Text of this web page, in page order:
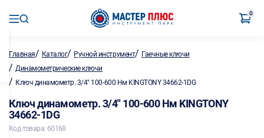
0
Главная/ Каталог/ Ручной инструмент/ Гаечные ключи
/ Динамометрические ключи
/ Ключ динамометр. 3/4" 100-600 Нм KINGTONY 34662-1DG
Ключ динамометр. 3/4" 100-600 Нм KINGTONY
34662-1DG
Код товара: 60168